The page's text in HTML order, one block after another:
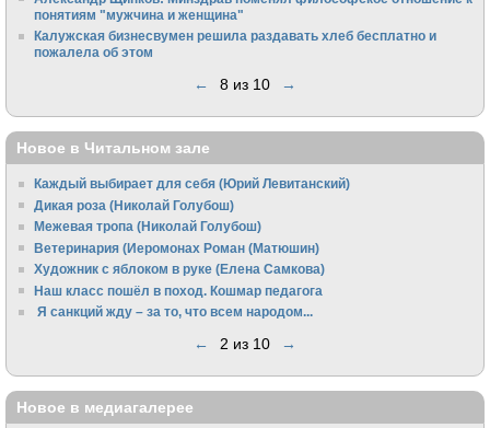
понятиям "мужчина и женщина"
Калужская бизнесвумен решила раздавать хлеб бесплатно и
пожалела об этом
← 8 из 10 →
Новое в Читальном зале
Каждый выбирает для себя (Юрий Левитанский)
Дикая роза (Николай Голубош)
Межевая тропа (Николай Голубош)
Ветеринария (Иеромонах Роман (Матюшин)
Художник с яблоком в руке (Елена Самкова)
Наш класс пошёл в поход. Кошмар педагога
Я санкций жду – за то, что всем народом...
← 2 из 10 →
Новое в медиагалерее